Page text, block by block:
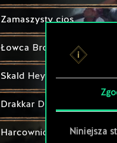
Niniejsza
Zamaszysty cios
Łowca Brokvar
Skald Heymaey
Drakkar Dimun
Harcownicy Tuirseach